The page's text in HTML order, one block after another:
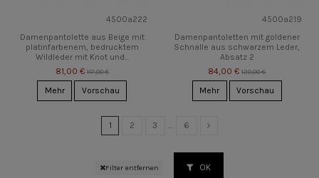
4500a222
Damenpantolette aus Beige mit
platinfarbenem, bedrucktem
Wildleder mit Knot und...
81,00 € 117,00 €
Mehr Vorschau
4500a219
Damenpantoletten mit goldener
Schnalle aus schwarzem Leder,
Absatz 2
84,00 € 120,00 €
Mehr Vorschau
1 2 3 … 6
Filter entfernen OK